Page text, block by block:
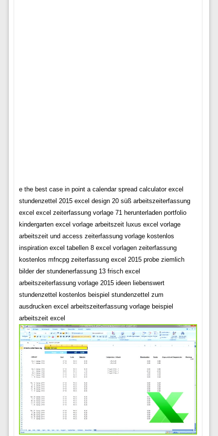
e the best case in point a calendar spread calculator excel
stundenzettel 2015 excel design 20 süß arbeitszeiterfassung
excel excel zeiterfassung vorlage 71 herunterladen portfolio
kindergarten excel vorlage arbeitszeit luxus excel vorlage
arbeitszeit und access zeiterfassung vorlage kostenlos
inspiration excel tabellen 8 excel vorlagen zeiterfassung
kostenlos mfncpg zeiterfassung excel 2015 probe ziemlich
bilder der stundenerfassung 13 frisch excel
arbeitszeiterfassung vorlage 2015 ideen liebenswert
stundenzettel kostenlos beispiel stundenzettel zum
ausdrucken excel arbeitszeiterfassung vorlage beispiel
arbeitszeit excel